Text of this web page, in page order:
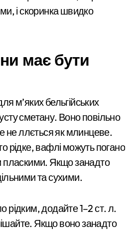
і скоринка швидко
має бути
м’яких бельгійських
сметану. Воно повільно
не ллється як млинцеве.
рідке, вафлі можуть погано
пласкими. Якщо занадто
та сухими.
рідким, додайте 1–2 ст. л.
Якщо воно занадто